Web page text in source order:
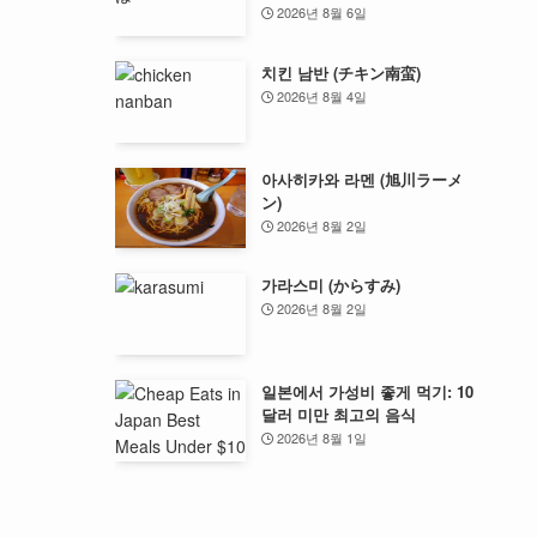
2026년 8월 6일
치킨 남반 (チキン南蛮)
2026년 8월 4일
아사히카와 라멘 (旭川ラーメ
ン)
2026년 8월 2일
가라스미 (からすみ)
2026년 8월 2일
일본에서 가성비 좋게 먹기: 10
달러 미만 최고의 음식
2026년 8월 1일